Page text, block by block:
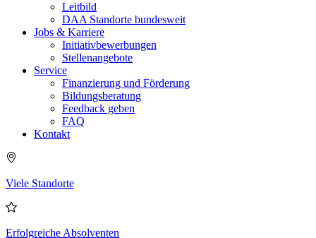
Leitbild
DAA Standorte bundesweit
Jobs & Karriere
Initiativbewerbungen
Stellenangebote
Service
Finanzierung und Förderung
Bildungsberatung
Feedback geben
FAQ
Kontakt
Viele Standorte
Erfolgreiche Absolventen